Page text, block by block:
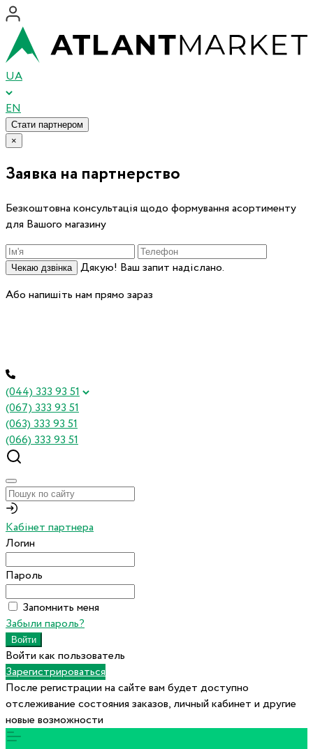
UA
EN
Стати партнером
×
Заявка на партнерство
Безкоштовна консультація щодо формування асортименту
для Вашого магазину
Чекаю дзвінка
Дякую! Ваш запит надіслано.
Або напишіть нам прямо зараз
(044) 333 93 51
(067) 333 93 51
(063) 333 93 51
(066) 333 93 51
Кабінет партнера
Логин
Пароль
Запомнить меня
Забыли пароль?
Войти как пользователь
Зарегистрироваться
После регистрации на сайте вам будет доступно
отслеживание состояния заказов, личный кабинет и другие
новые возможности